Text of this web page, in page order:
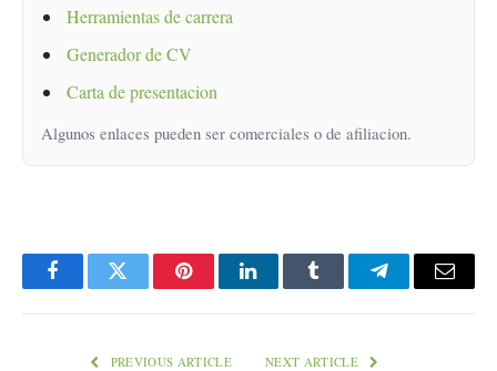
Herramientas de carrera
Generador de CV
Carta de presentacion
Algunos enlaces pueden ser comerciales o de afiliacion.
FacebookTwitter PinterestLinkedInTumblr TelegramEmail
PREVIOUS ARTICLE NEXT ARTICLE